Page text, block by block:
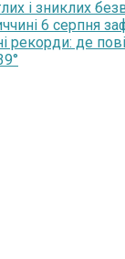
і зниклих
6 серпня
рекорди: де